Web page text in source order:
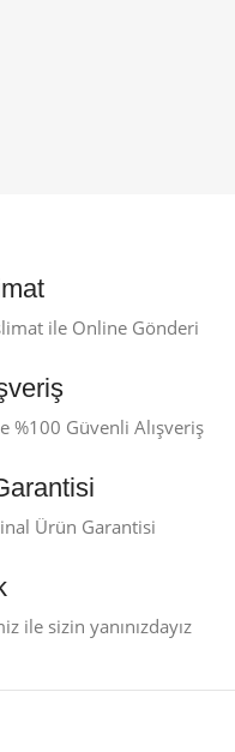
ile Online Gönderi
%100 Güvenli Alışveriş
Ürün Garantisi
ile sizin yanınızdayız